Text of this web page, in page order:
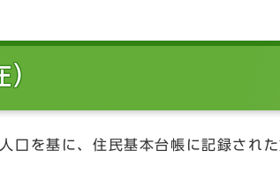
口を基に、住民基本台帳に記録され